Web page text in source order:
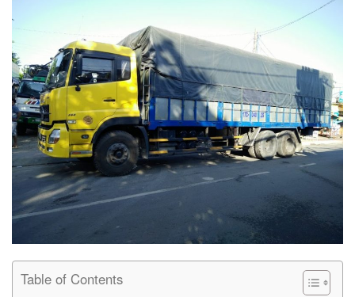
Table of Contents